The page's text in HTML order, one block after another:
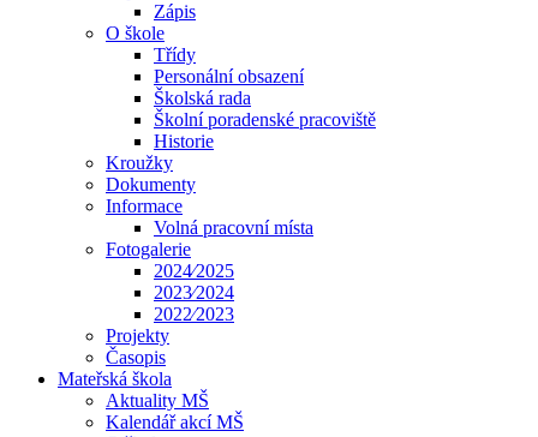
Zápis
O škole
Třídy
Personální obsazení
Školská rada
Školní poradenské pracoviště
Historie
Kroužky
Dokumenty
Informace
Volná pracovní místa
Fotogalerie
2024⁄2025
2023⁄2024
2022⁄2023
Projekty
Časopis
Mateřská škola
Aktuality MŠ
Kalendář akcí MŠ